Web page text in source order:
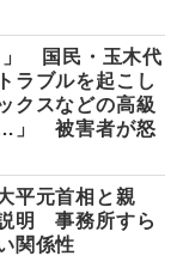
」 国民・玉木代
ラブルを起こし
クスなどの高級
…」 被害者が怒
平元首相と親
明 事務所すら
関係性